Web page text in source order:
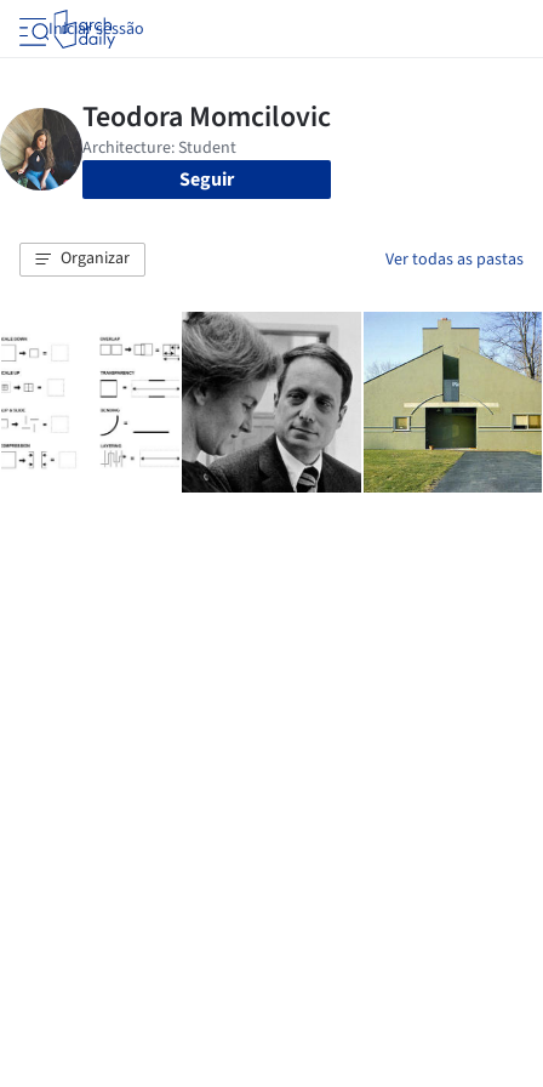
Iniciar sessão
Seguir
Organizar Ver todas as pastas